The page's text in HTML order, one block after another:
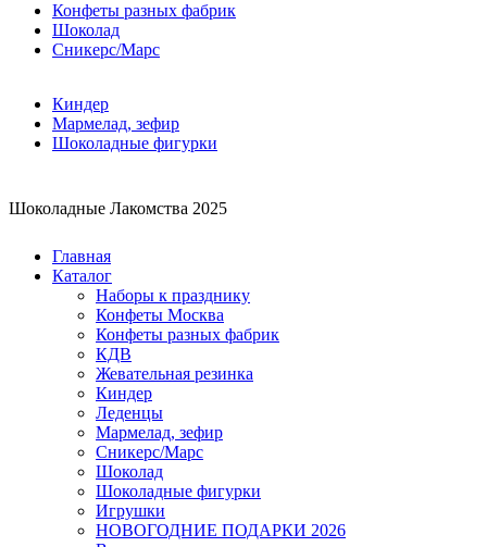
Конфеты разных фабрик
Шоколад
Сникерс/Марс
Киндер
Мармелад, зефир
Шоколадные фигурки
Шоколадные Лакомства 2025
Главная
Каталог
Наборы к празднику
Конфеты Москва
Конфеты разных фабрик
КДВ
Жевательная резинка
Киндер
Леденцы
Мармелад, зефир
Сникерс/Марс
Шоколад
Шоколадные фигурки
Игрушки
НОВОГОДНИЕ ПОДАРКИ 2026